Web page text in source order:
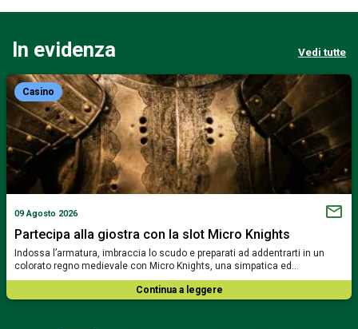
In evidenza Vedi tutte
Casino
09 Agosto 2026
Partecipa alla giostra con la slot Micro Knights
Indossa l’armatura, imbraccia lo scudo e preparati ad addentrarti in un
colorato regno medievale con Micro Knights, una simpatica ed…
Continua a leggere